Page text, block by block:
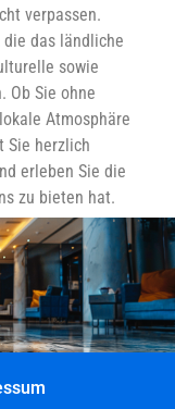
verpassen.
das ländliche
sowie
Ob Sie ohne
Atmosphäre
Sie herzlich
erleben Sie die
zu bieten hat.